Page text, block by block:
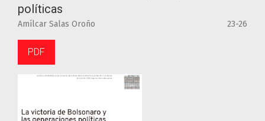
políticas
Amílcar Salas Oroño 23-26
PDF